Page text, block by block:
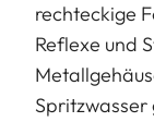
rechteckige
Reflexe und
Spritzwasser